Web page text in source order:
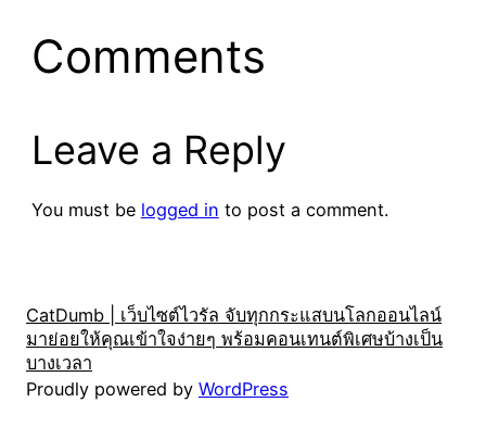
Comments
Leave a Reply
You must be logged in to post a comment.
CatDumb | เว็บไซต์ไวรัล จับทุกกระแสบนโลกออนไลน์
มาย่อยให้คุณเข้าใจง่ายๆ พร้อมคอนเทนต์พิเศษบ้างเป็น
บางเวลา
Proudly powered by WordPress